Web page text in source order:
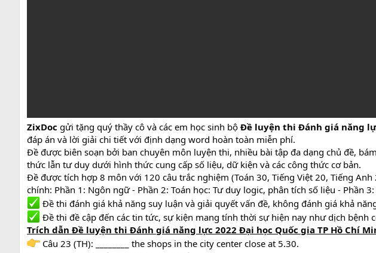
ZixDoc gửi tặng quý thầy cô và các em học sinh bộ Đề luyện thi Đánh giá năng
đáp án và lời giải chi tiết với định dạng word hoàn toàn miễn phí.
Đề được biên soạn bởi ban chuyên môn luyện thi, nhiều bài tập đa dạng chủ đề,
thức lẫn tư duy dưới hình thức cung cấp số liệu, dữ kiện và các công thức cơ bản.
Đề được tích hợp 8 môn với 120 câu trắc nghiệm (Toán 30, Tiếng Việt 20, Tiếng
chính: Phần 1: Ngôn ngữ - Phần 2: Toán học: Tư duy logic, phân tích số liệu - Phần
Đề thi đánh giá khả năng suy luận và giải quyết vấn đề, không đánh giá khả
Đề thi đề cập đến các tin tức, sự kiện mang tính thời sự hiện nay như dịch bệnh
Trích dẫn Đề luyện thi Đánh giá năng lực 2022 Đại học Quốc gia TP Hồ Chí
Câu 23 (TH): ________ the shops in the city center close at 5.30.